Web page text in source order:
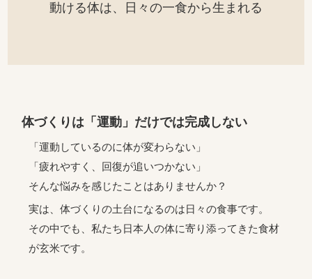
動ける体は、日々の一食から生まれる
体づくりは「運動」だけでは完成しない
「運動しているのに体が変わらない」
「疲れやすく、回復が追いつかない」
そんな悩みを感じたことはありませんか？
実は、体づくりの土台になるのは 日々の食事です。
その中でも、私たち日本人の体に寄り添ってきた食材
が玄米です。